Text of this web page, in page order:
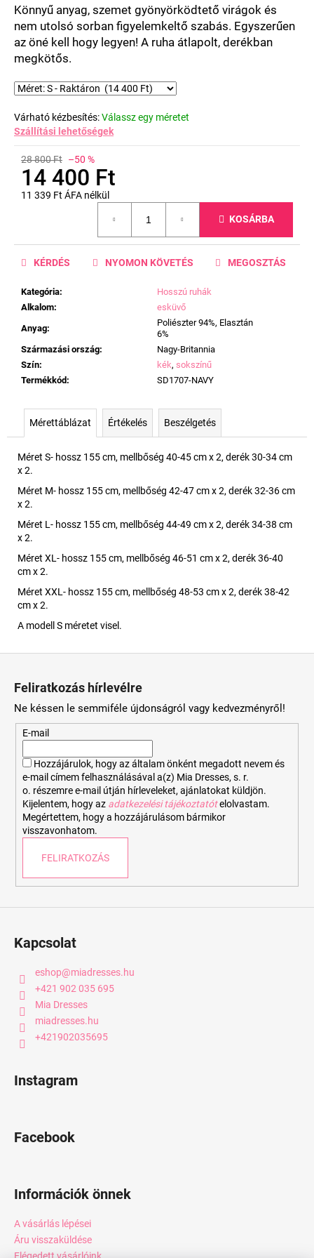
csillag.
Könnyű anyag, szemet gyönyörködtető virágok és
nem utolsó sorban figyelemkeltő szabás. Egyszerűen
az öné kell hogy legyen! A ruha átlapolt, derékban
megkötős.
Várható kézbesítés:Válassz egy méretet
Szállítási lehetőségek
28 800 Ft –50 %
14 400 Ft
11 339 Ft ÁFA nélkül
KOSÁRBA
Kategória:
Hosszú ruhák
Alkalom:
esküvő
Anyag:
Poliészter 94%, Elasztán
6%
Származási ország:
Nagy-Britannia
Szín: kék, sokszínű
Termékkód: SD1707-NAVY
KÉRDÉS NYOMON KÖVETÉS MEGOSZTÁS
Mérettáblázat Értékelés Beszélgetés
Méret S- hossz 155 cm, mellbőség 40-45 cm x 2, derék 30-34 cm
x 2.
Méret M- hossz 155 cm, mellbőség 42-47 cm x 2, derék 32-36 cm
x 2.
Méret L- hossz 155 cm, mellbőség 44-49 cm x 2, derék 34-38 cm
x 2.
Méret XL- hossz 155 cm, mellbőség 46-51 cm x 2, derék 36-40
cm x 2.
Méret XXL- hossz 155 cm, mellbőség 48-53 cm x 2, derék 38-42
cm x 2.
A modell S méretet visel.
Feliratkozás hírlevélre
Ne késsen le semmiféle újdonságról vagy kedvezményről!
E-mail
Hozzájárulok, hogy az általam önként megadott nevem és
e-mail címem felhasználásával a(z) Mia Dresses, s. r.
o. részemre e-mail útján hírleveleket, ajánlatokat küldjön.
Kijelentem, hogy az adatkezelési tájékoztatót elolvastam.
Megértettem, hogy a hozzájárulásom bármikor
visszavonhatom.
FELIRATKOZÁS
Kapcsolat
eshop@miadresses.hu
+421 902 035 695
Mia Dresses
miadresses.hu
+421902035695
Instagram
Facebook
Információk önnek
A vásárlás lépései
Áru visszaküldése